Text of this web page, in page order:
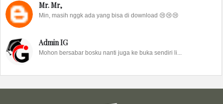
Mr. Mr,
Min, masih nggk ada yang bisa di download 😢😢😢
Admin IG
Mohon bersabar bosku nanti juga ke buka sendiri li...